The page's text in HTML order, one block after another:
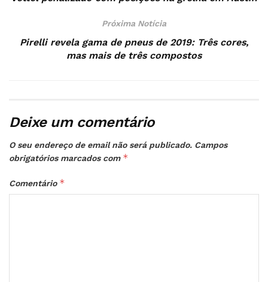
Próxima Notícia
Pirelli revela gama de pneus de 2019: Três cores,
mas mais de três compostos
Deixe um comentário
O seu endereço de email não será publicado. Campos
obrigatórios marcados com *
Comentário *